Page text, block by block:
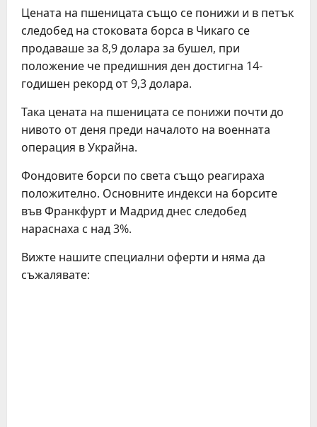
Цената на пшеницата също се понижи и в петък
следобед на стоковата борса в Чикаго се
продаваше за 8,9 долара за бушел, при
положение че предишния ден достигна 14-
годишен рекорд от 9,3 долара.
Така цената на пшеницата се понижи почти до
нивото от деня преди началото на военната
операция в Украйна.
Фондовите борси по света също реагираха
положително. Основните индекси на борсите
във Франкфурт и Мадрид днес следобед
нараснаха с над 3%.
Вижте нашите специални оферти и няма да
съжалявате: